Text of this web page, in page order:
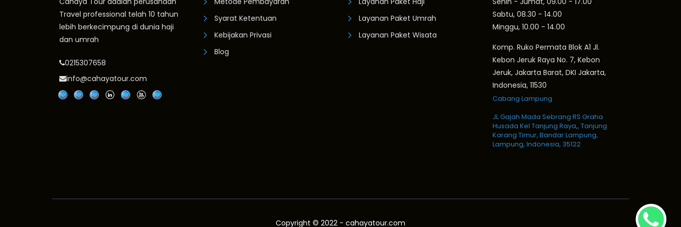
Travel professional telah 10 tahun
lebih berkecimpung di dunia haji
dan umrah
0215307658
info@cahayatour.com
Syarat Ketentuan
Kebijakan Privasi
Blog
Layanan Paket Umrah
Layanan Paket Wisata
Sabtu, 08.30 - 14.00
Minggu, 10.00 - 14.00
Komp. Ruko Permata Blok A1 Jl.
Kebon Jeruk Raya No. 7, Kebon
Jeruk, Jakarta Barat, DKI Jakarta,
Indonesia, 11530
Cabang Lampung
JL Gajah Mada Sebrang RS Graha
Husada Kel Tanjung Raya,, Tanjung
Karang Timur, Bandar Lampung,
Lampung, Indonesia, 35122
Copyright © 2022 - cahayatour.com